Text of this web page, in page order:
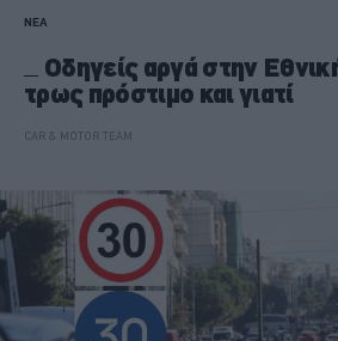
ΝΕΑ
Οδηγείς αργά στην
τρως πρόστιμο και γιατί
CAR & MOTOR TEAM